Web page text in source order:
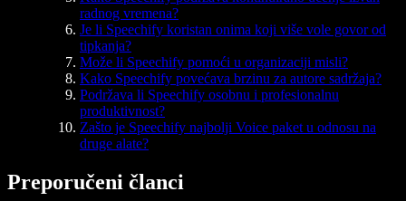
radnog vremena?
Je li Speechify koristan onima koji više vole govor od
tipkanja?
Može li Speechify pomoći u organizaciji misli?
Kako Speechify povećava brzinu za autore sadržaja?
Podržava li Speechify osobnu i profesionalnu
produktivnost?
Zašto je Speechify najbolji Voice paket u odnosu na
druge alate?
Preporučeni članci